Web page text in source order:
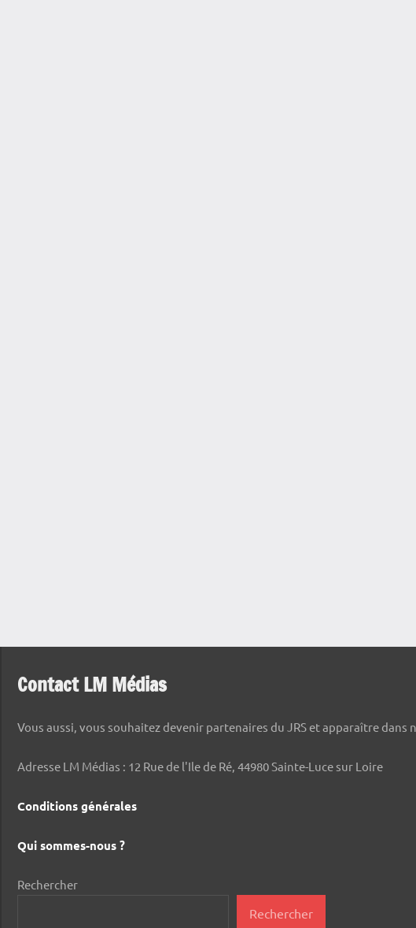
Contact LM Médias
Vous aussi, vous souhaitez devenir partenaires du JRS et apparaître dans
Adresse LM Médias : 12 Rue de l'Ile de Ré, 44980 Sainte-Luce sur Loire
Conditions générales
Qui sommes-nous ?
Rechercher
Rechercher